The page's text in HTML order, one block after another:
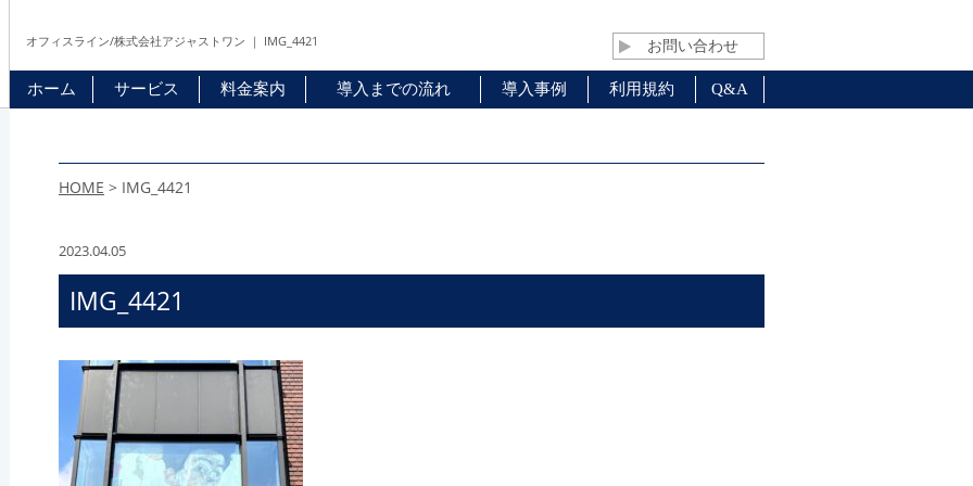
オフィスライン/株式会社アジャストワン ｜ IMG_4421 お問い合わせ
ホーム サービス 料金案内 導入までの流れ 導入事例 利用規約 Q&A
HOME > IMG_4421
2023.04.05
IMG_4421